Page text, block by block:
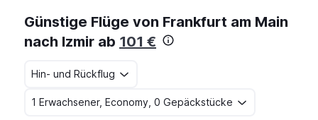
Günstige Flüge von Frankfurt am Main
nach Izmir ab 101 €
Hin- und Rückflug
1 Erwachsener, Economy, 0 Gepäckstücke